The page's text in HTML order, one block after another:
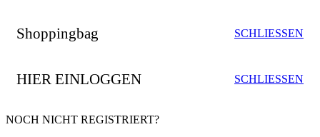
Shoppingbag SCHLIESSEN
HIER EINLOGGEN SCHLIESSEN
NOCH NICHT REGISTRIERT?